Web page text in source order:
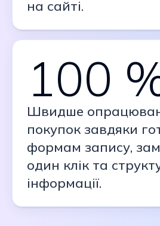
на сайті.
100
Швидше
покупок завдяки
формам запису,
один клік та
інформації.